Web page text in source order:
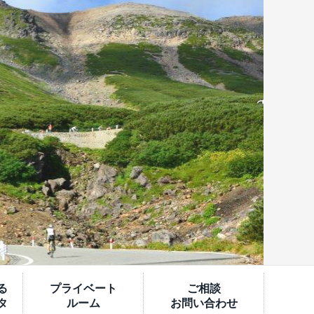
プライベート
ルーム
ご相談
お問い合わせ